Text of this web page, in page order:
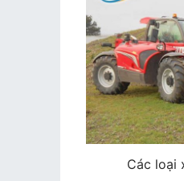
Các loại